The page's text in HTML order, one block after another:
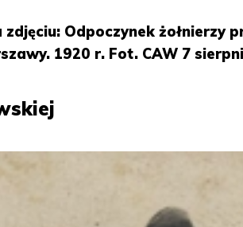
Odpoczynek żołnierzy
1920 r. Fot. CAW 7